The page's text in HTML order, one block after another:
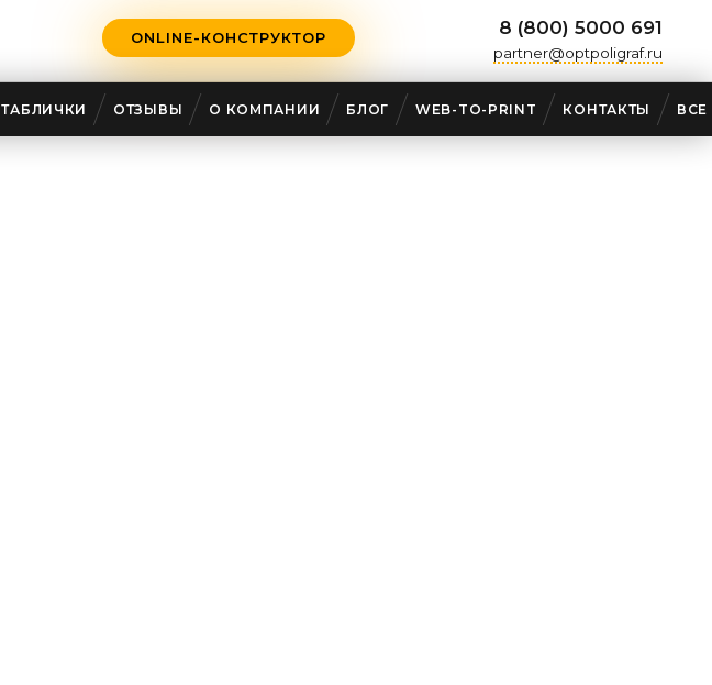
ONLINE-КОНСТРУКТОР 8 (800) 5000 691
partner@optpoligraf.ru
ТАБЛИЧКИ ОТЗЫВЫ О КОМПАНИИ БЛОГ WEB-TO-PRINT КОНТАКТЫ ВСЕ